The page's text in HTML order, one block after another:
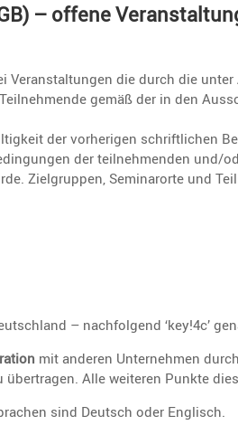
– offene
Veran­stal­tungen die durch die
gemäß der in den
der vorhe­rigen schrift­li­chen
der teilneh­menden und/
Zielgruppen, Seminar­orte und
– nachfol­gend ‘key!4c’
mit anderen Unter­nehmen
Alle weiteren Punkte
sind Deutsch oder Englisch.